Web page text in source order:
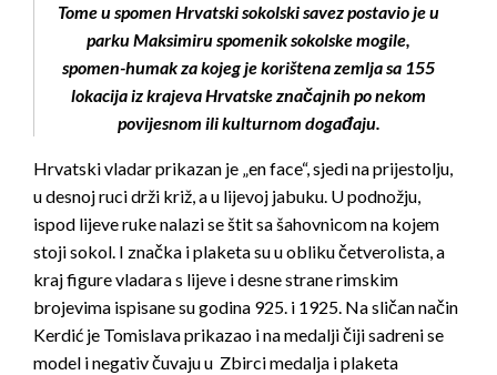
Tome u spomen Hrvatski sokolski savez postavio je u
parku Maksimiru spomenik sokolske mogile,
spomen-humak za kojeg je korištena zemlja sa 155
lokacija iz krajeva Hrvatske značajnih po nekom
povijesnom ili kulturnom događaju.
Hrvatski vladar prikazan je „en face“, sjedi na prijestolju,
u desnoj ruci drži križ, a u lijevoj jabuku. U podnožju,
ispod lijeve ruke nalazi se štit sa šahovnicom na kojem
stoji sokol. I značka i plaketa su u obliku četverolista, a
kraj figure vladara s lijeve i desne strane rimskim
brojevima ispisane su godina 925. i 1925. Na sličan način
Kerdić je Tomislava prikazao i na medalji čiji sadreni se
model i negativ čuvaju u Zbirci medalja i plaketa